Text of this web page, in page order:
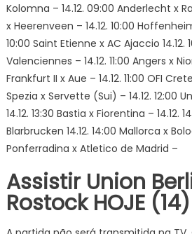
Kolomna – 14.12. 09:00 Anderlecht x
x Heerenveen – 14.12. 10:00
10:00 Saint Etienne x AC Ajaccio 14.12.
Valenciennes – 14.12. 11:00 Angers x
Frankfurt II x Aue – 14.12. 11:00 OFI
Spezia x Servette (Sui) – 14.12. 12:00
14.12. 13:30 Bastia x Fiorentina – 14.12.
Blarbrucken 14.12. 14:00 Mallorca x
Ponferradina x Atletico de Madrid –
Assistir Union
RostockHOJE (14)